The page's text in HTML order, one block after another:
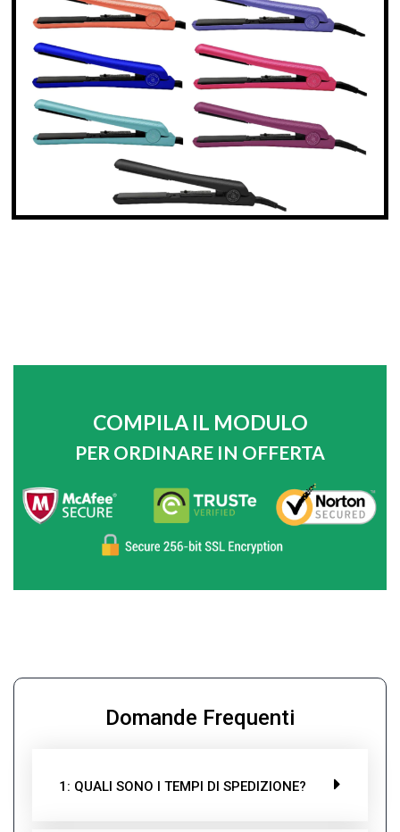
COMPILA IL MODULO
PER ORDINARE IN OFFERTA
Domande Frequenti
1: QUALI SONO I TEMPI DI SPEDIZIONE?